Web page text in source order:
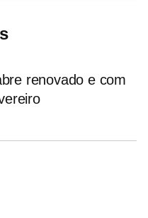
renovado e com